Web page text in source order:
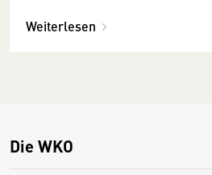
Weiterlesen
Die WKO